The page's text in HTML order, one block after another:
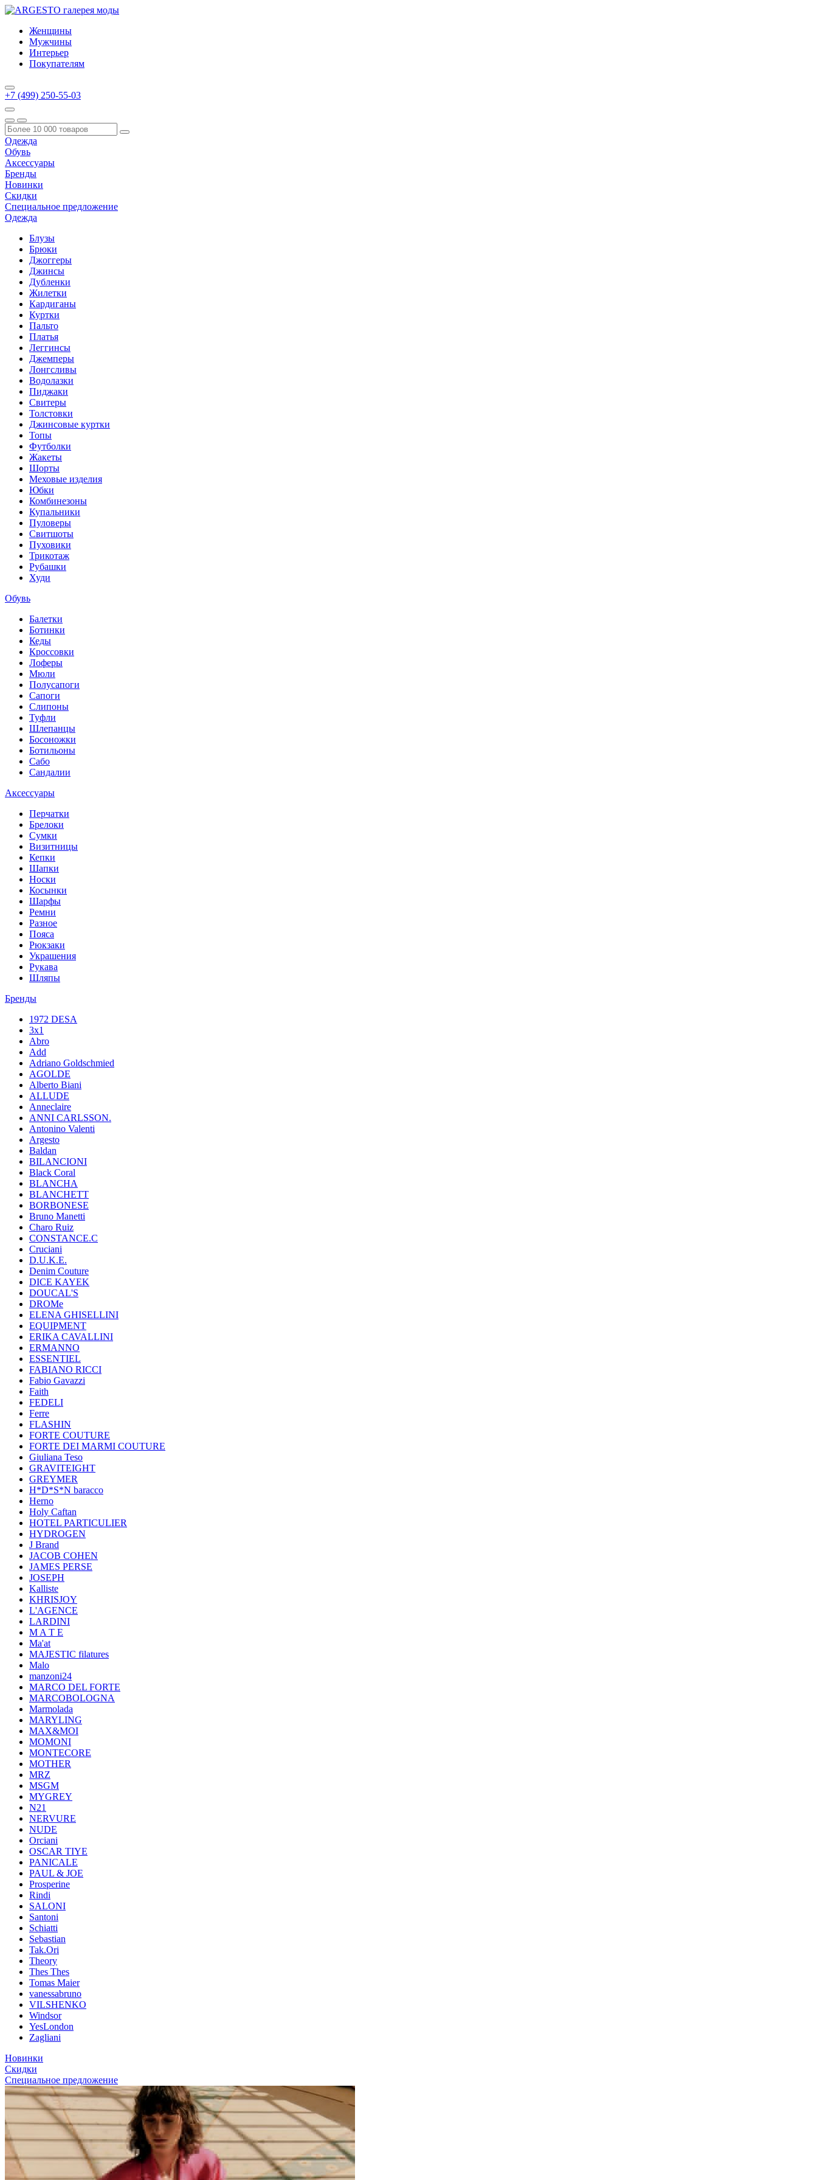
Женщины
Мужчины
Интерьер
Покупателям
+7 (499) 250-55-03
Одежда
Обувь
Аксессуары
Бренды
Новинки
Скидки
Специальное предложение
Одежда
Блузы
Брюки
Джоггеры
Джинсы
Дубленки
Жилетки
Кардиганы
Куртки
Пальто
Платья
Леггинсы
Джемперы
Лонгсливы
Водолазки
Пиджаки
Свитеры
Толстовки
Джинсовые куртки
Топы
Футболки
Жакеты
Шорты
Меховые изделия
Юбки
Комбинезоны
Купальники
Пуловеры
Свитшоты
Пуховики
Трикотаж
Рубашки
Худи
Обувь
Балетки
Ботинки
Кеды
Кроссовки
Лоферы
Мюли
Полусапоги
Сапоги
Слипоны
Туфли
Шлепанцы
Босоножки
Ботильоны
Сабо
Сандалии
Аксессуары
Перчатки
Брелоки
Сумки
Визитницы
Кепки
Шапки
Носки
Косынки
Шарфы
Ремни
Разное
Пояса
Рюкзаки
Украшения
Рукава
Шляпы
Бренды
1972 DESA
3x1
Abro
Add
Adriano Goldschmied
AGOLDE
Alberto Biani
ALLUDE
Anneclaire
ANNI CARLSSON.
Antonino Valenti
Argesto
Baldan
BILANCIONI
Black Coral
BLANCHA
BLANCHETT
BORBONESE
Bruno Manetti
Charo Ruiz
CONSTANCE.C
Cruciani
D.U.K.E.
Denim Couture
DICE KAYEK
DOUCAL'S
DROMe
ELENA GHISELLINI
EQUIPMENT
ERIKA CAVALLINI
ERMANNO
ESSENTIEL
FABIANO RICCI
Fabio Gavazzi
Faith
FEDELI
Ferre
FLASHIN
FORTE COUTURE
FORTE DEI MARMI COUTURE
Giuliana Teso
GRAVITEIGHT
GREYMER
H*D*S*N baracco
Herno
Holy Caftan
HOTEL PARTICULIER
HYDROGEN
J Brand
JACOB COHEN
JAMES PERSE
JOSEPH
Kalliste
KHRISJOY
L'AGENCE
LARDINI
M A T E
Ma'at
MAJESTIC filatures
Malo
manzoni24
MARCO DEL FORTE
MARCOBOLOGNA
Marmolada
MARYLING
MAX&MOI
MOMONI
MONTECORE
MOTHER
MRZ
MSGM
MYGREY
N21
NERVURE
NUDE
Orciani
OSCAR TIYE
PANICALE
PAUL & JOE
Prosperine
Rindi
SALONI
Santoni
Schiatti
Sebastian
Tak.Ori
Theory
Thes Thes
Tomas Maier
vanessabruno
VILSHENKO
Windsor
YesLondon
Zagliani
Новинки
Скидки
Специальное предложение